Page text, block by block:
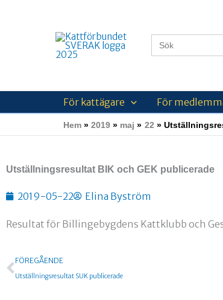
Sök
efter:
För kattägare För
Hem 2019 maj 22
Utställningsresultat BIK och GEK publicerade
2019-05-22 Elina Byström
Resultat för Billingebygdens Kattklubb och
Föregående
FÖREGÅENDE
Utställningsresultat SUK publicerade